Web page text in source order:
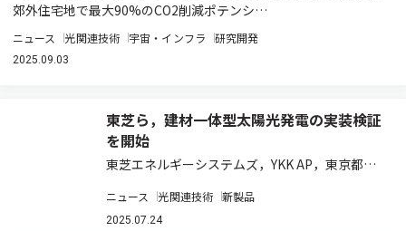
郊外住宅地で最大90%のCO2削減ポテンシ…
ニュース 光関連技術 宇宙・インフラ 研究開発
2025.09.03
東芝ら，建材一体型太陽光発電の実装検証
を開始
東芝エネルギーシステムズ，YKK AP，東京都港
7年8月5日より，臨海副都心青海地区のテレコム
センタービルにおいて，次世代型ソーラーセルを
ニュース 光関連技術 新製品
2025.07.24